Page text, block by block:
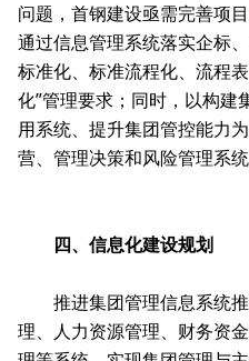
问题，首钢建设亟需完善项
通过信息管理系统落实企标
标准化、标准流程化、流程
化”管理要求；同时，以构建
用系统、提升集团管控能力
营、管理决策和风险管理系统
四、信息化建设规划
推进集团管理信息系统
理、人力资源管理、财务资